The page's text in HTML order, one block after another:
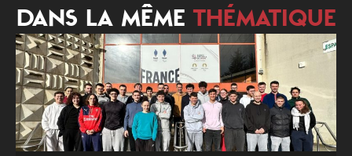
DANS LA MÊME THÉMATIQUE